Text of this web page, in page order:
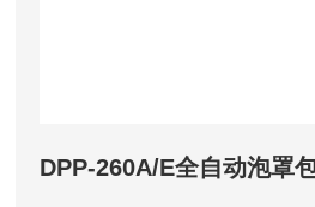
DPP-260A/E全自动泡罩